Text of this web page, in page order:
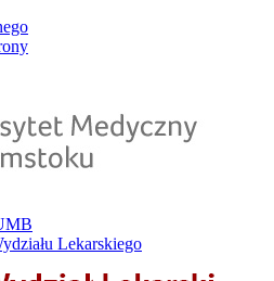
Lekarskiego